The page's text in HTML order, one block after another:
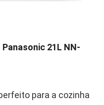
21L NN-
para a cozinha